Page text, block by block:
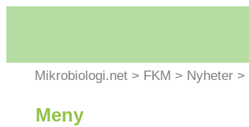
Mikrobiologi.net > FKM > Nyheter >
Meny